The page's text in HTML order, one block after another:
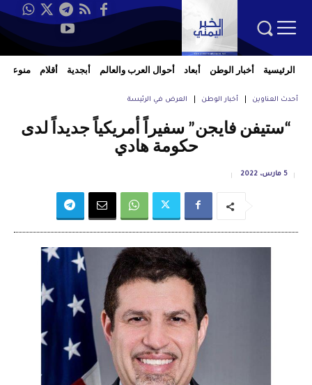
الرئيسية أخبار الوطن أبعاد أحوال العرب والعالم أبجدية أقلام منوعات
أحدث العناوين أخبار الوطن العرض في الرئيسة
“ستيفن فايجن” سفيراً أمريكياً جديداً لدى
حكومة هادي
5 مارس، 2022